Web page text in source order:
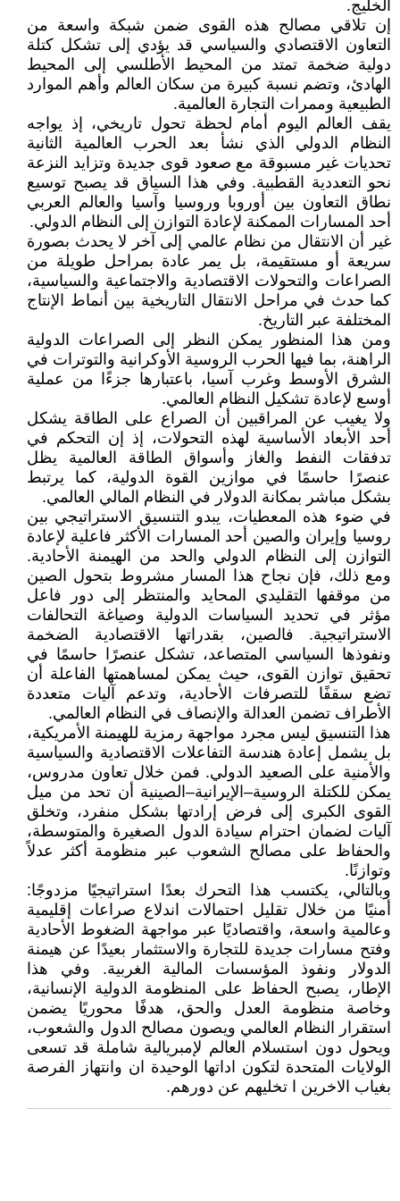
الخليج.
إن تلاقي مصالح هذه القوى ضمن شبكة واسعة من
التعاون الاقتصادي والسياسي قد يؤدي إلى تشكل كتلة
دولية ضخمة تمتد من المحيط الأطلسي إلى المحيط
الهادئ، وتضم نسبة كبيرة من سكان العالم وأهم الموارد
الطبيعية وممرات التجارة العالمية.
يقف العالم اليوم أمام لحظة تحول تاريخي، إذ يواجه
النظام الدولي الذي نشأ بعد الحرب العالمية الثانية
تحديات غير مسبوقة مع صعود قوى جديدة وتزايد النزعة
نحو التعددية القطبية. وفي هذا السياق قد يصبح توسيع
نطاق التعاون بين أوروبا وروسيا وآسيا والعالم العربي
أحد المسارات الممكنة لإعادة التوازن إلى النظام الدولي.
غير أن الانتقال من نظام عالمي إلى آخر لا يحدث بصورة
سريعة أو مستقيمة، بل يمر عادة بمراحل طويلة من
الصراعات والتحولات الاقتصادية والاجتماعية والسياسية،
كما حدث في مراحل الانتقال التاريخية بين أنماط الإنتاج
المختلفة عبر التاريخ.
ومن هذا المنظور يمكن النظر إلى الصراعات الدولية
الراهنة، بما فيها الحرب الروسية الأوكرانية والتوترات في
الشرق الأوسط وغرب آسيا، باعتبارها جزءًا من عملية
أوسع لإعادة تشكيل النظام العالمي.
ولا يغيب عن المراقبين أن الصراع على الطاقة يشكل
أحد الأبعاد الأساسية لهذه التحولات، إذ إن التحكم في
تدفقات النفط والغاز وأسواق الطاقة العالمية يظل
عنصرًا حاسمًا في موازين القوة الدولية، كما يرتبط
بشكل مباشر بمكانة الدولار في النظام المالي العالمي.
في ضوء هذه المعطيات، يبدو التنسيق الاستراتيجي بين
روسيا وإيران والصين أحد المسارات الأكثر فاعلية لإعادة
التوازن إلى النظام الدولي والحد من الهيمنة الأحادية.
ومع ذلك، فإن نجاح هذا المسار مشروط بتحول الصين
من موقفها التقليدي المحايد والمنتظر إلى دور فاعل
مؤثر في تحديد السياسات الدولية وصياغة التحالفات
الاستراتيجية. فالصين، بقدراتها الاقتصادية الضخمة
ونفوذها السياسي المتصاعد، تشكل عنصرًا حاسمًا في
تحقيق توازن القوى، حيث يمكن لمساهمتها الفاعلة أن
تضع سقفًا للتصرفات الأحادية، وتدعم آليات متعددة
الأطراف تضمن العدالة والإنصاف في النظام العالمي.
هذا التنسيق ليس مجرد مواجهة رمزية للهيمنة الأمريكية،
بل يشمل إعادة هندسة التفاعلات الاقتصادية والسياسية
والأمنية على الصعيد الدولي. فمن خلال تعاون مدروس،
يمكن للكتلة الروسية–الإيرانية–الصينية أن تحد من ميل
القوى الكبرى إلى فرض إرادتها بشكل منفرد، وتخلق
آليات لضمان احترام سيادة الدول الصغيرة والمتوسطة،
والحفاظ على مصالح الشعوب عبر منظومة أكثر عدلاً
وتوازنًا.
وبالتالي، يكتسب هذا التحرك بعدًا استراتيجيًا مزدوجًا:
أمنيًا من خلال تقليل احتمالات اندلاع صراعات إقليمية
وعالمية واسعة، واقتصاديًا عبر مواجهة الضغوط الأحادية
وفتح مسارات جديدة للتجارة والاستثمار بعيدًا عن هيمنة
الدولار ونفوذ المؤسسات المالية الغربية. وفي هذا
الإطار، يصبح الحفاظ على المنظومة الدولية الإنسانية،
وخاصة منظومة العدل والحق، هدفًا محوريًا يضمن
استقرار النظام العالمي ويصون مصالح الدول والشعوب،
ويحول دون استسلام العالم لإمبريالية شاملة قد تسعى
الولايات المتحدة لتكون اداتها الوحيدة ان وانتهاز الفرصة
بغياب الاخرين ا تخليهم عن دورهم.